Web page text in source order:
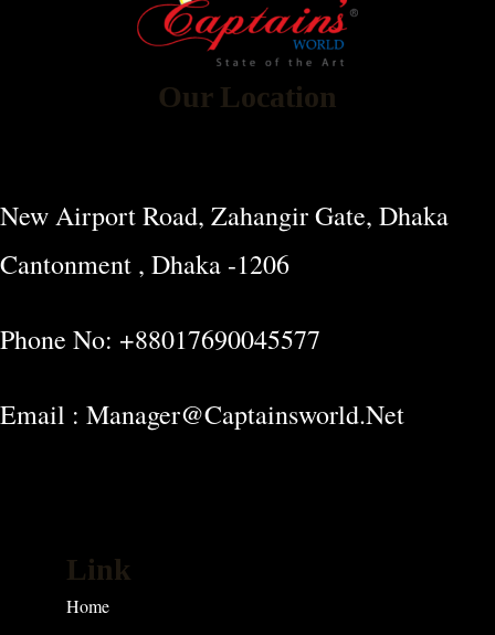
Our Location
New Airport Road, Zahangir Gate, Dhaka
Cantonment , Dhaka -1206
Phone No: +88017690045577
Email : Manager@captainsworld.net
Link
Home